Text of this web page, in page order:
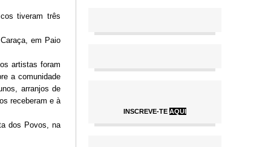
tiveram três
em Paio
artistas foram
a comunidade
arranjos de
receberam e à
dos Povos, na
INSCREVE-TE AQUI